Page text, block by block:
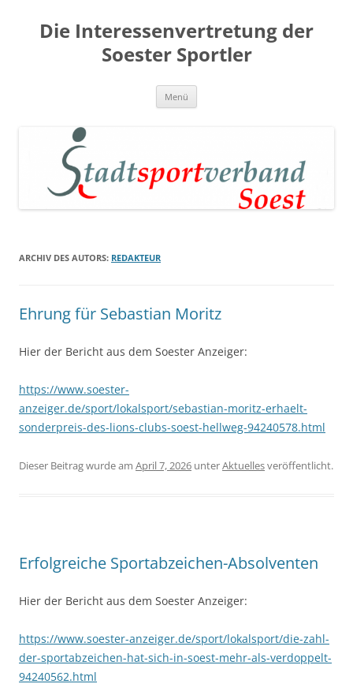
springen
Die Interessenvertretung der
Soester Sportler
Menü
ARCHIV DES AUTORS: REDAKTEUR
Ehrung für Sebastian Moritz
Hier der Bericht aus dem Soester Anzeiger:
https://www.soester-
anzeiger.de/sport/lokalsport/sebastian-moritz-erhaelt-
sonderpreis-des-lions-clubs-soest-hellweg-94240578.html
Dieser Beitrag wurde am April 7, 2026 unterAktuellesveröffentlicht.
Erfolgreiche Sportabzeichen-Absolventen
Hier der Bericht aus dem Soester Anzeiger:
https://www.soester-anzeiger.de/sport/lokalsport/die-zahl-
der-sportabzeichen-hat-sich-in-soest-mehr-als-verdoppelt-
94240562.html